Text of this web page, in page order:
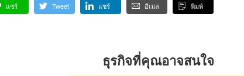
แชร์ Tweet แชร์ อีเมล พิมพ์
ธุรกิจที่คุณอาจสนใจ